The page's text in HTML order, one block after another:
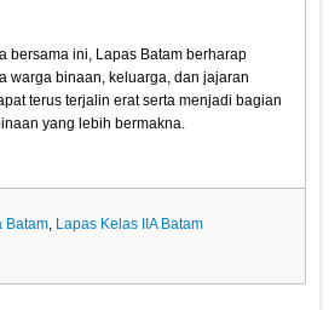
bersama ini, Lapas Batam berharap
warga binaan, keluarga, dan jajaran
terus terjalin erat serta menjadi bagian
yang lebih bermakna.
Batam, Lapas Kelas IIA Batam